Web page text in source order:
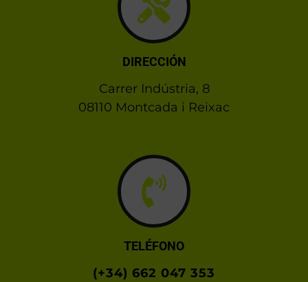
DIRECCIÓN
Carrer Indústria, 8
08110 Montcada i Reixac
TELÉFONO
(+34) 662 047 353